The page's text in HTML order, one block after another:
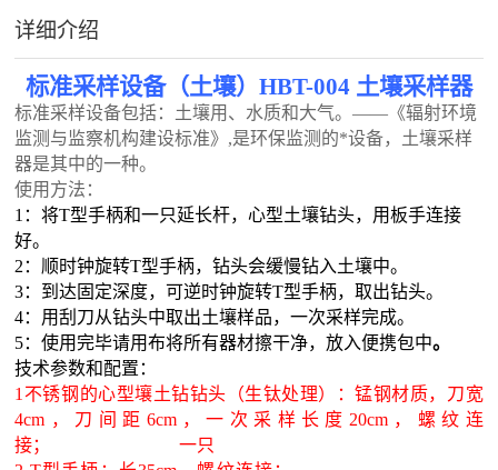
详细介绍
标准采样设备（土壤） HBT-004 土壤采样器
标准采样设备包括：土壤用、水质和大气。――《辐射环境
监测与监察机构建设标准》,是环保监测的*设备，土壤采样
器是其中的一种。
使用方法：
1：将T型手柄和一只延长杆，心型土壤钻头，用板手连接
好。
2：顺时钟旋转T型手柄，钻头会缓慢钻入土壤中。
3：到达固定深度，可逆时钟旋转T型手柄，取出钻头。
4：用刮刀从钻头中取出土壤样品，一次采样完成。
5：使用完毕请用布将所有器材擦干净，放入便携包中。
技术参数和配置：
1不锈钢的心型壤土钻钻头（生钛处理）：锰钢材质，刀宽
4cm，刀间距6cm，一次采样长度20cm，螺纹连
接； 一只